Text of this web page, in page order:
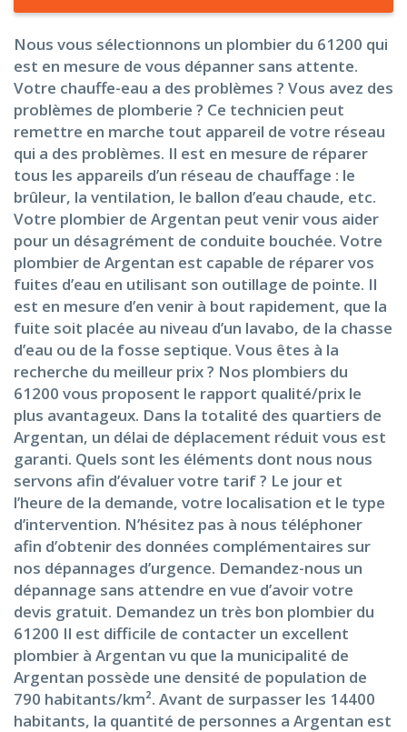
Nous vous sélectionnons un plombier du 61200 qui
est en mesure de vous dépanner sans attente.
Votre chauffe-eau a des problèmes ? Vous avez des
problèmes de plomberie ? Ce technicien peut
remettre en marche tout appareil de votre réseau
qui a des problèmes. Il est en mesure de réparer
tous les appareils d’un réseau de chauffage : le
brûleur, la ventilation, le ballon d’eau chaude, etc.
Votre plombier de Argentan peut venir vous aider
pour un désagrément de conduite bouchée. Votre
plombier de Argentan est capable de réparer vos
fuites d’eau en utilisant son outillage de pointe. Il
est en mesure d’en venir à bout rapidement, que la
fuite soit placée au niveau d’un lavabo, de la chasse
d’eau ou de la fosse septique. Vous êtes à la
recherche du meilleur prix ? Nos plombiers du
61200 vous proposent le rapport qualité/prix le
plus avantageux. Dans la totalité des quartiers de
Argentan, un délai de déplacement réduit vous est
garanti. Quels sont les éléments dont nous nous
servons afin d’évaluer votre tarif ? Le jour et
l’heure de la demande, votre localisation et le type
d’intervention. N’hésitez pas à nous téléphoner
afin d’obtenir des données complémentaires sur
nos dépannages d’urgence. Demandez-nous un
dépannage sans attendre en vue d’avoir votre
devis gratuit. Demandez un très bon plombier du
61200 Il est difficile de contacter un excellent
plombier à Argentan vu que la municipalité de
Argentan possède une densité de population de
790 habitants/km². Avant de surpasser les 14400
habitants, la quantité de personnes a Argentan est